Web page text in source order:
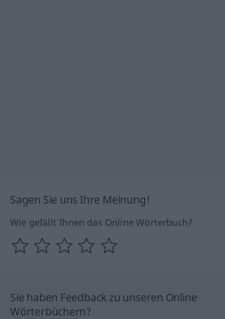
Sagen Sie uns Ihre Meinung!
Wie gefällt Ihnen das Online Wörterbuch?
Sie haben Feedback zu unseren Online
Wörterbüchern?